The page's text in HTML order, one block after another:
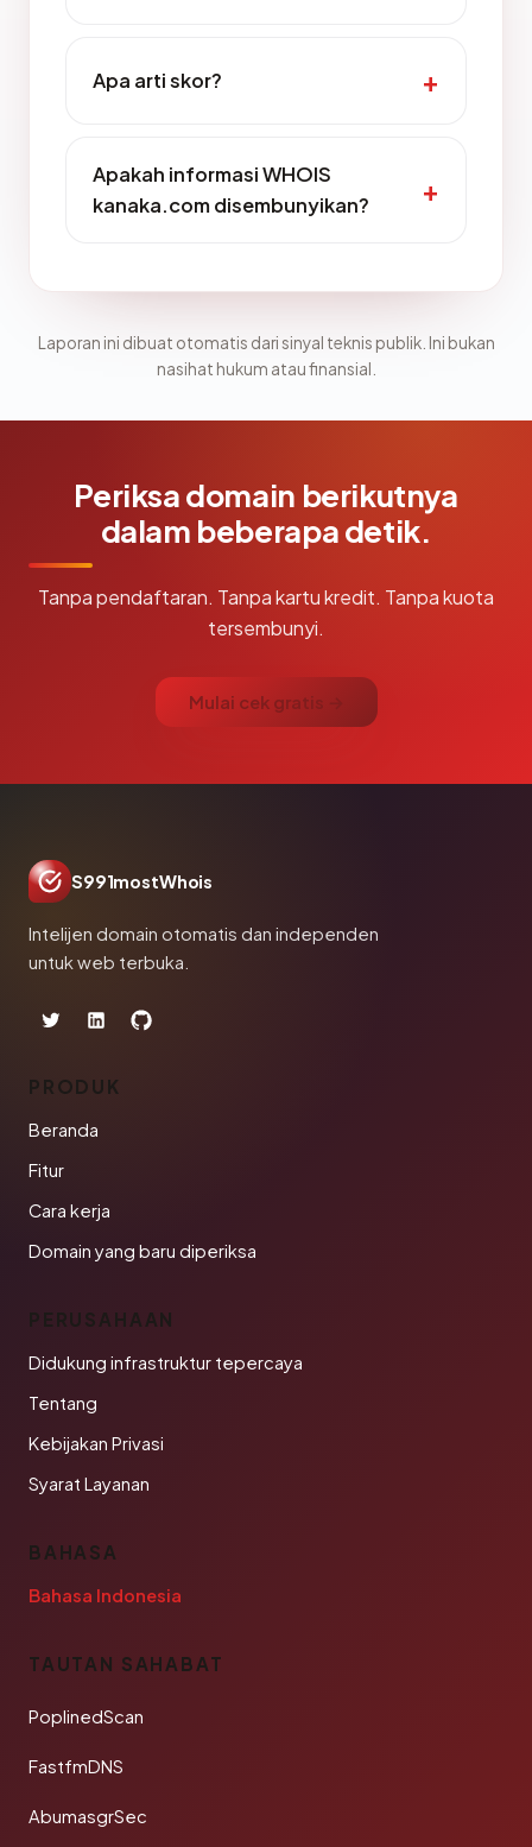
Apa arti skor?
Apakah informasi WHOIS
kanaka.com disembunyikan?
Laporan ini dibuat otomatis dari sinyal teknis publik. Ini bukan
nasihat hukum atau finansial.
Periksa domain berikutnya
dalam beberapa detik.
Tanpa pendaftaran. Tanpa kartu kredit. Tanpa kuota
tersembunyi.
Mulai cek gratis →
S991mostWhois
Intelijen domain otomatis dan independen
untuk web terbuka.
PRODUK
Beranda
Fitur
Cara kerja
Domain yang baru diperiksa
PERUSAHAAN
Didukung infrastruktur tepercaya
Tentang
Kebijakan Privasi
Syarat Layanan
BAHASA
Bahasa Indonesia
TAUTAN SAHABAT
PoplinedScan
FastfmDNS
AbumasgrSec